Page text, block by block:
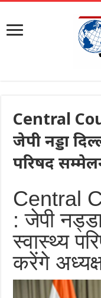
Central
जेपी नड्डा
परिषद
Central
: जेपी
स्वास्थ्य
करेंगे